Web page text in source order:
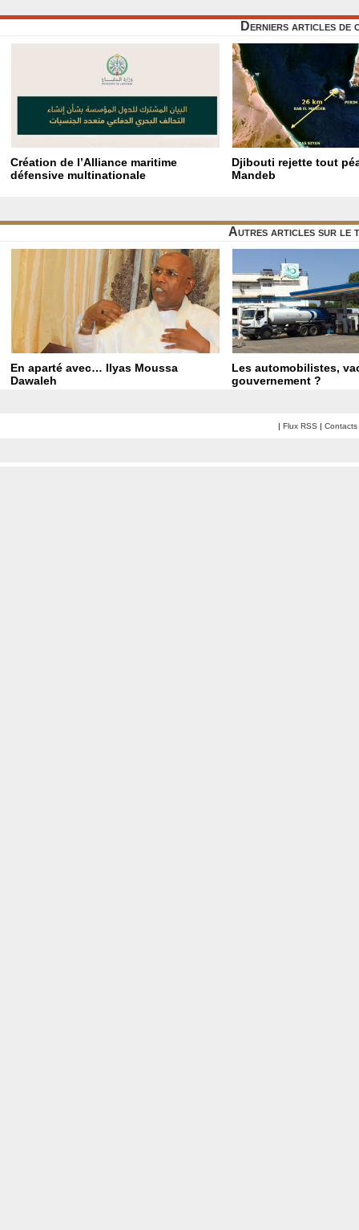
Derniers articles de
Création de l’Alliance maritime
défensive multinationale
Djibouti rejette tout
Mandeb
Autres articles sur le
En aparté avec… Ilyas Moussa
Dawaleh
Les automobilistes,
gouvernement ?
| Flux RSS | Contacts